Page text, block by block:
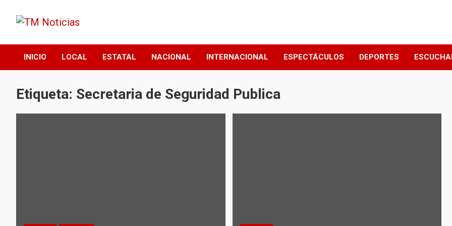
contenido
TM Noticias
INICIO LOCAL ESTATAL NACIONAL INTERNACIONAL ESPECTÁCULOS DEPORTES
Etiqueta: Secretaria de Seguridad Publica